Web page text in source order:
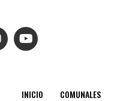
INICIO COMUNALES